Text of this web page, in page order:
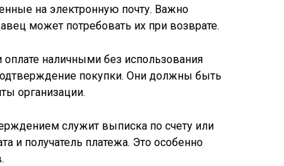
на электронную почту. Важно
может потребовать их при возврате.
наличными без использования
покупки. Они должны быть
организации.
служит выписка по счету или
и получатель платежа. Это особенно